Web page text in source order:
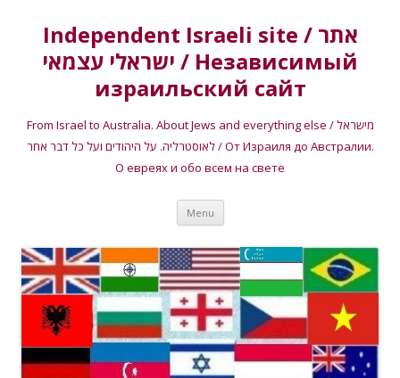
Independent Israeli site / אתר
ישראלי עצמאי / Независимый
израильский сайт
From Israel to Australia. About Jews and everything else / מישראל
לאוסטרליה. על היהודים ועל כל דבר אחר / От Израиля до Австралии.
О евреях и обо всем на свете
Menu Skip
content